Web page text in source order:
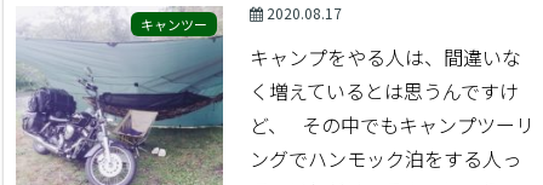
キャンツー
2020.08.17
キャンプをやる人は、間違いな
く増えているとは思うんですけ
ど、 その中でもキャンプツーリ
ングでハンモック泊をする人っ